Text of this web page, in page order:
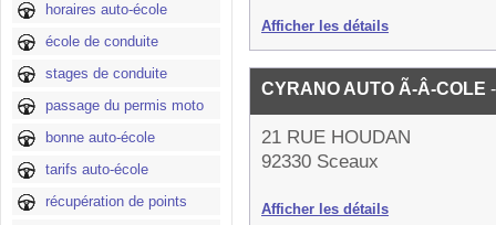
horaires auto-école
école de conduite
stages de conduite
passage du permis moto
bonne auto-école
tarifs auto-école
récupération de points
Afficher les détails
CYRANO AUTO Ã-Â-COLE
21 RUE HOUDAN
92330 Sceaux
Afficher les détails